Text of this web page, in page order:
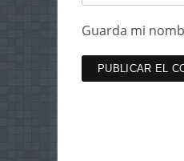
Guarda mi